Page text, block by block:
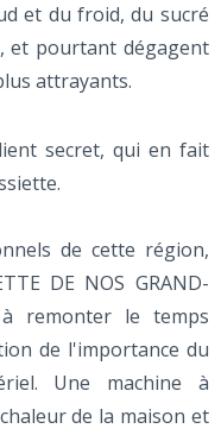
et du froid, du sucré
et pourtant dégagent
attrayants.
secret, qui en fait
de cette région,
DE NOS GRAND-
à remonter le temps
de l'importance du
Une machine à
de la maison et